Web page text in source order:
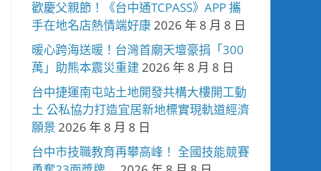
歡慶父親節！《台中通TCPASS》APP 攜
手在地名店熱情端好康2026 年 8 月 8 日
暖心跨海送暖！台灣首廟天壇豪捐「300
萬」助熊本震災重建 2026 年 8 月 8 日
台中捷運南屯站土地開發共構大樓開工動
土 公私協力打造宜居新地標實現軌道經濟
願景 2026 年 8 月 8 日
台中市技職教育再攀高峰！ 全國技能競賽